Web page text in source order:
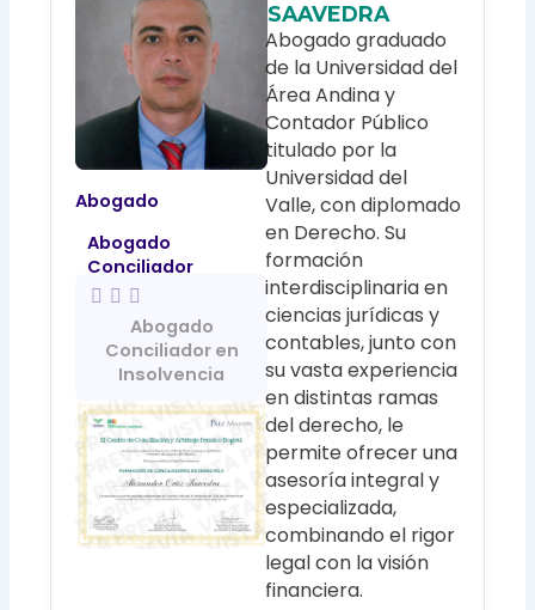
Abogado
Abogado
Conciliador
Abogado
Conciliador en
Insolvencia
SAAVEDRA
Abogado graduado
de la Universidad del
Área Andina y
Contador Público
titulado por la
Universidad del
Valle, con diplomado
en Derecho. Su
formación
interdisciplinaria en
ciencias jurídicas y
contables, junto con
su vasta experiencia
en distintas ramas
del derecho, le
permite ofrecer una
asesoría integral y
especializada,
combinando el rigor
legal con la visión
financiera.